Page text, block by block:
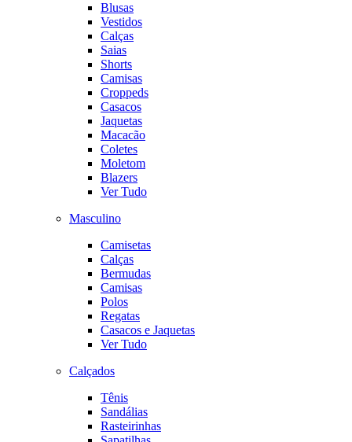
Blusas
Vestidos
Calças
Saias
Shorts
Camisas
Croppeds
Casacos
Jaquetas
Macacão
Coletes
Moletom
Blazers
Ver Tudo
Masculino
Camisetas
Calças
Bermudas
Camisas
Polos
Regatas
Casacos e Jaquetas
Ver Tudo
Calçados
Tênis
Sandálias
Rasteirinhas